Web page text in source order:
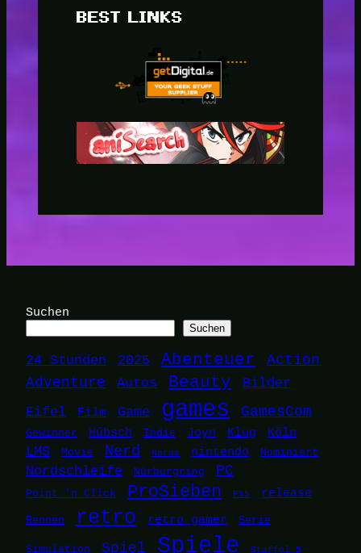
BEST LINKS
Suchen
Suchen
24 Stunden 2025 Abenteuer
Action
Adventure
Autos Beauty
Bilder
Eifel
Film Game games GamesCom
Gewinner Hübsch Indie Joyn Klug Köln
LMS Movie Nerd Nerds nintendo Nominiert
Nordschleife Nürburgring PC
Point 'n Click ProSieben PS5 release
Rennen retro retro gamer Serie
Simulation Spiel Spiele Staffel 5